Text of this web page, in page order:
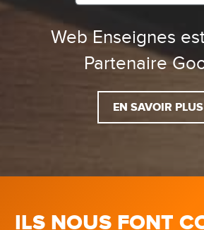
Web Enseignes
Partenaire
EN SAVOIR PLUS
ILS NOUS FONT